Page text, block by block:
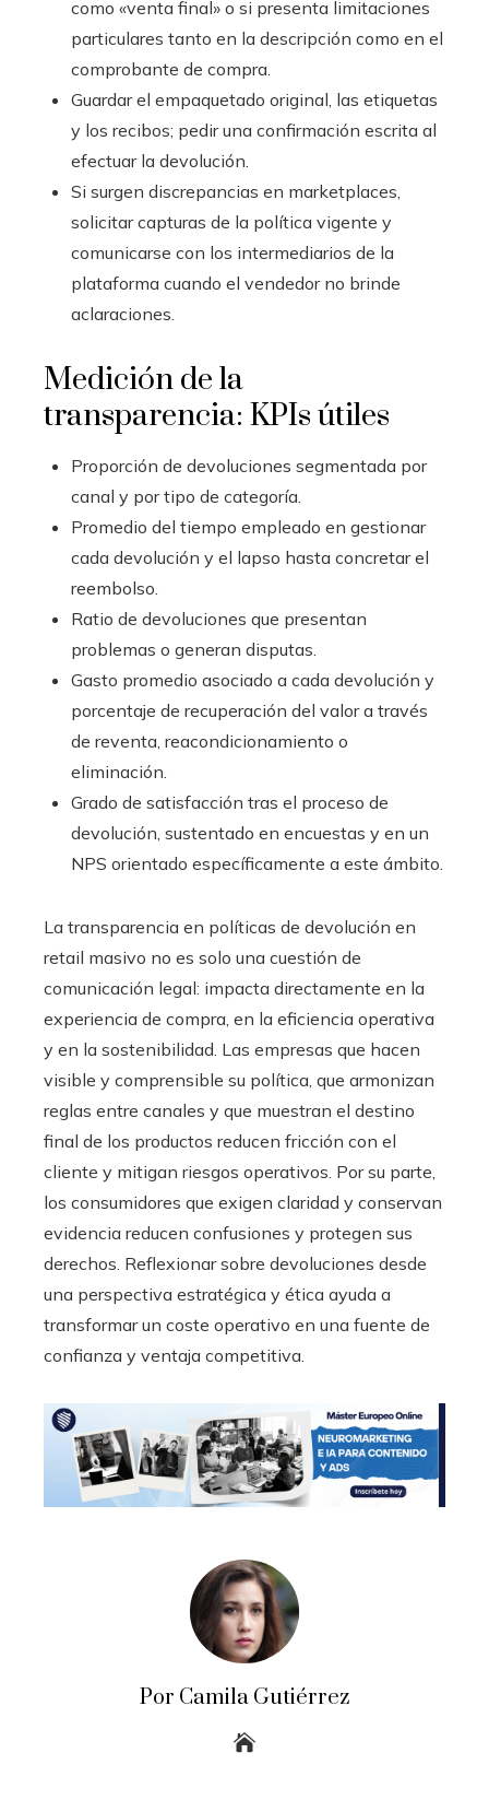
como «venta final» o si presenta limitaciones
particulares tanto en la descripción como en el
comprobante de compra.
Guardar el empaquetado original, las etiquetas
y los recibos; pedir una confirmación escrita al
efectuar la devolución.
Si surgen discrepancias en marketplaces,
solicitar capturas de la política vigente y
comunicarse con los intermediarios de la
plataforma cuando el vendedor no brinde
aclaraciones.
Medición de la
transparencia: KPIs útiles
Proporción de devoluciones segmentada por
canal y por tipo de categoría.
Promedio del tiempo empleado en gestionar
cada devolución y el lapso hasta concretar el
reembolso.
Ratio de devoluciones que presentan
problemas o generan disputas.
Gasto promedio asociado a cada devolución y
porcentaje de recuperación del valor a través
de reventa, reacondicionamiento o
eliminación.
Grado de satisfacción tras el proceso de
devolución, sustentado en encuestas y en un
NPS orientado específicamente a este ámbito.
La transparencia en políticas de devolución en
retail masivo no es solo una cuestión de
comunicación legal: impacta directamente en la
experiencia de compra, en la eficiencia operativa
y en la sostenibilidad. Las empresas que hacen
visible y comprensible su política, que armonizan
reglas entre canales y que muestran el destino
final de los productos reducen fricción con el
cliente y mitigan riesgos operativos. Por su parte,
los consumidores que exigen claridad y conservan
evidencia reducen confusiones y protegen sus
derechos. Reflexionar sobre devoluciones desde
una perspectiva estratégica y ética ayuda a
transformar un coste operativo en una fuente de
confianza y ventaja competitiva.
Por Camila Gutiérrez